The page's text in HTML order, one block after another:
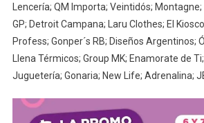
Lencería; QM Importa; Veintidós;
GP; Detroit Campana; Laru Clothes; El
Profess; Gonper´s RB; Diseños Argentinos;
Llena Térmicos; Group MK; Enamorate de
Juguetería; Gonaria; New Life; Adrenalina;